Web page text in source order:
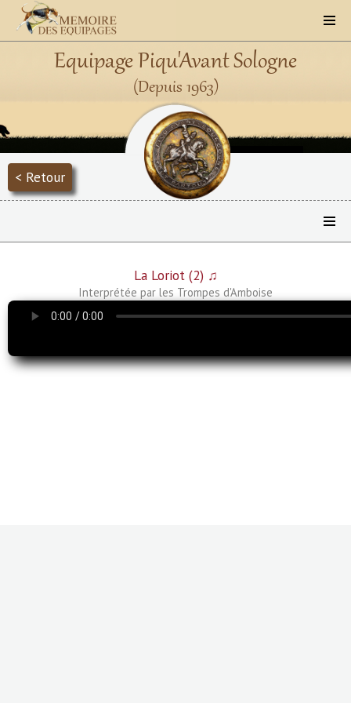
Equipage Piqu'Avant Sologne
(Depuis 1963)
< Retour
La Loriot (2) ♫
Interprétée par les Trompes d'Amboise